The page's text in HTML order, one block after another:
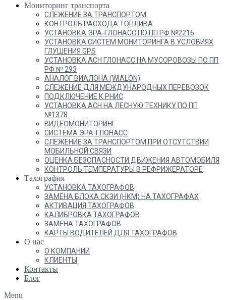
Мониторинг транспорта
СЛЕЖЕНИЕ ЗА ТРАНСПОРТОМ
КОНТРОЛЬ РАСХОДА ТОПЛИВА
УСТАНОВКА ЭРА-ГЛОНАСС ПО ПП РФ №2216
УСТАНОВКА СИСТЕМ МОНИТОРИНГА В УСЛОВИЯХ
ГЛУШЕНИЯ GPS
УСТАНОВКА АСН ГЛОНАСС НА МУСОРОВОЗЫ ПО ПП
РФ № 293
АНАЛОГ ВИАЛОНА (WIALON)
СЛЕЖЕНИЕ ДЛЯ МЕЖДУНАРОДНЫХ ПЕРЕВОЗОК
ПОДКЛЮЧЕНИЕ К РНИС
УСТАНОВКА АСН НА ЛЕСНУЮ ТЕХНИКУ ПО ПП
№1378
ВИДЕОМОНИТОРИНГ
СИСТЕМА ЭРА-ГЛОНАСС
СЛЕЖЕНИЕ ЗА ТРАНСПОРТОМ ПРИ ОТСУТСТВИИ
МОБИЛЬНОЙ СВЯЗИ
ОЦЕНКА БЕЗОПАСНОСТИ ДВИЖЕНИЯ АВТОМОБИЛЯ
КОНТРОЛЬ ТЕМПЕРАТУРЫ В РЕФРИЖЕРАТОРЕ
Тахография
УСТАНОВКА ТАХОГРАФОВ
ЗАМЕНА БЛОКА СКЗИ (НКМ) НА ТАХОГРАФАХ
АКТИВАЦИЯ ТАХОГРАФОВ
КАЛИБРОВКА ТАХОГРАФОВ
ЗАМЕНА ТАХОГРАФОВ
КАРТЫ ВОДИТЕЛЕЙ ДЛЯ ТАХОГРАФОВ
О нас
О КОМПАНИИ
КЛИЕНТЫ
Контакты
Блог
Menu